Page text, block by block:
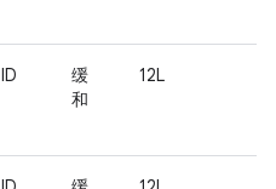
ID
缓
和
12L